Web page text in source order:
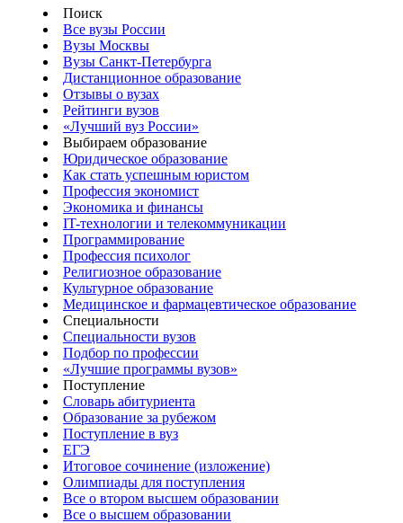
Поиск
Все вузы России
Вузы Москвы
Вузы Санкт-Петербурга
Дистанционное образование
Отзывы о вузах
Рейтинги вузов
«Лучший вуз России»
Выбираем образование
Юридическое образование
Как стать успешным юристом
Профессия экономист
Экономика и финансы
IT-технологии и телекоммуникации
Программирование
Профессия психолог
Религиозное образование
Культурное образование
Медицинское и фармацевтическое образование
Специальности
Специальности вузов
Подбор по профессии
«Лучшие программы вузов»
Поступление
Словарь абитуриента
Образование за рубежом
Поступление в вуз
ЕГЭ
Итоговое сочинение (изложение)
Олимпиады для поступления
Все о втором высшем образовании
Все о высшем образовании